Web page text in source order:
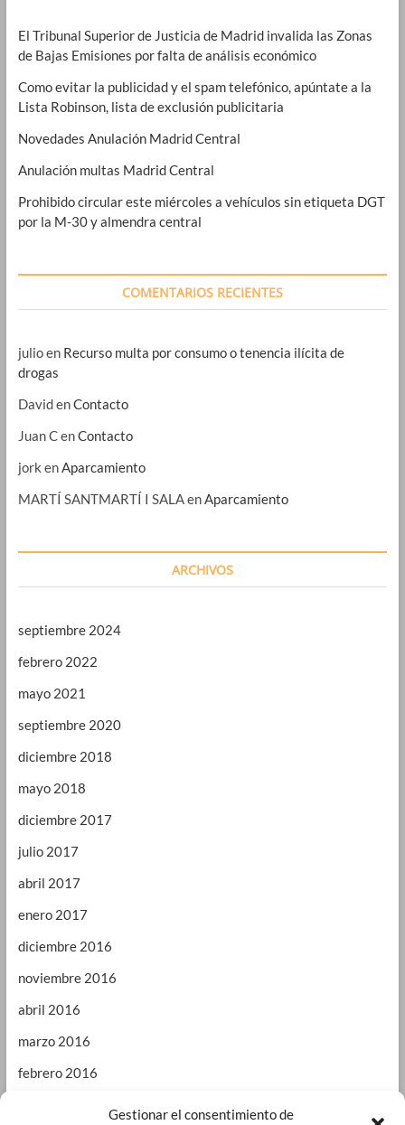
Gestionar el consentimiento de
El Tribunal Superior de Justicia de Madrid invalida las Zonas
de Bajas Emisiones por falta de análisis económico
Como evitar la publicidad y el spam telefónico, apúntate a la
Lista Robinson, lista de exclusión publicitaria
Novedades Anulación Madrid Central
Anulación multas Madrid Central
Prohibido circular este miércoles a vehículos sin etiqueta DGT
por la M-30 y almendra central
COMENTARIOS RECIENTES
julioen Recurso multa por consumo o tenencia ilícita de
drogas
DavidenContacto
Juan CenContacto
jork enAparcamiento
MARTÍ SANTMARTÍ I SALAenAparcamiento
ARCHIVOS
septiembre 2024
febrero 2022
mayo 2021
septiembre 2020
diciembre 2018
mayo 2018
diciembre 2017
julio 2017
abril 2017
enero 2017
diciembre 2016
noviembre 2016
abril 2016
marzo 2016
febrero 2016